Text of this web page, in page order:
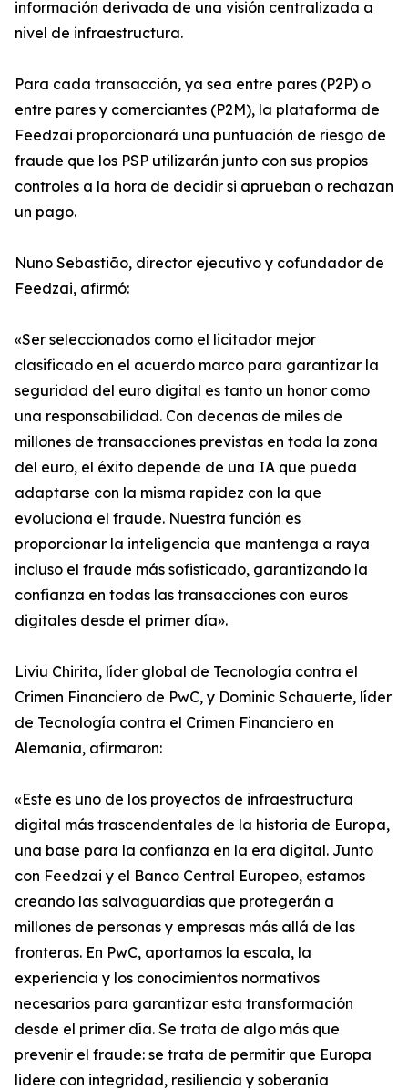
información derivada de una visión centralizada a
nivel de infraestructura.
Para cada transacción, ya sea entre pares (P2P) o
entre pares y comerciantes (P2M), la plataforma de
Feedzai proporcionará una puntuación de riesgo de
fraude que los PSP utilizarán junto con sus propios
controles a la hora de decidir si aprueban o rechazan
un pago.
Nuno Sebastião, director ejecutivo y cofundador de
Feedzai, afirmó:
«Ser seleccionados como el licitador mejor
clasificado en el acuerdo marco para garantizar la
seguridad del euro digital es tanto un honor como
una responsabilidad. Con decenas de miles de
millones de transacciones previstas en toda la zona
del euro, el éxito depende de una IA que pueda
adaptarse con la misma rapidez con la que
evoluciona el fraude. Nuestra función es
proporcionar la inteligencia que mantenga a raya
incluso el fraude más sofisticado, garantizando la
confianza en todas las transacciones con euros
digitales desde el primer día».
Liviu Chirita, líder global de Tecnología contra el
Crimen Financiero de PwC, y Dominic Schauerte, líder
de Tecnología contra el Crimen Financiero en
Alemania, afirmaron:
«Este es uno de los proyectos de infraestructura
digital más trascendentales de la historia de Europa,
una base para la confianza en la era digital. Junto
con Feedzai y el Banco Central Europeo, estamos
creando las salvaguardias que protegerán a
millones de personas y empresas más allá de las
fronteras. En PwC, aportamos la escala, la
experiencia y los conocimientos normativos
necesarios para garantizar esta transformación
desde el primer día. Se trata de algo más que
prevenir el fraude: se trata de permitir que Europa
lidere con integridad, resiliencia y soberanía